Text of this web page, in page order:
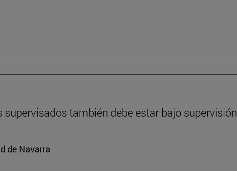
también debe estar bajo supervisión
de Navarra